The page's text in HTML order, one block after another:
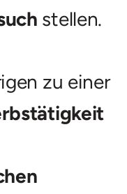
stellen.
zu einer